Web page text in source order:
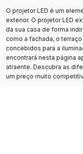
O projetor LED é um
exterior. O projetor LED
da sua casa de forma
como a fachada, o
concebidos para a
encontrará nesta página
atraente. Descubra as
um preço muito